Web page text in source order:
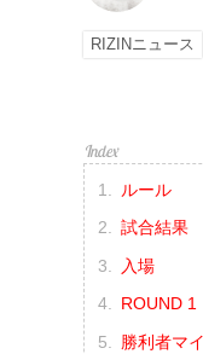
RIZINニュース
ルール
試合結果
入場
ROUND 1
勝利者マ